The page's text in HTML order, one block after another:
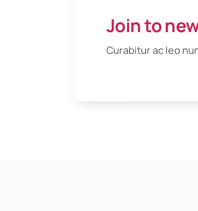
Join to
Curabitur ac leo